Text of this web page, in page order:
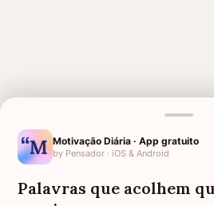
MENSAGENS
ANIVERSÁRIO PARA AVÓ
FALECIDA
Motivação Diária · App gratuito
by Pensador · iOS & Android
Palavras que acolhem